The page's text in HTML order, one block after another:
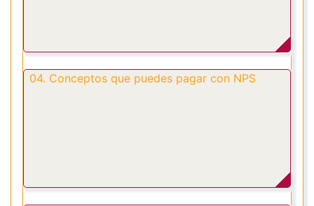
04. Conceptos que puedes pagar con NPS